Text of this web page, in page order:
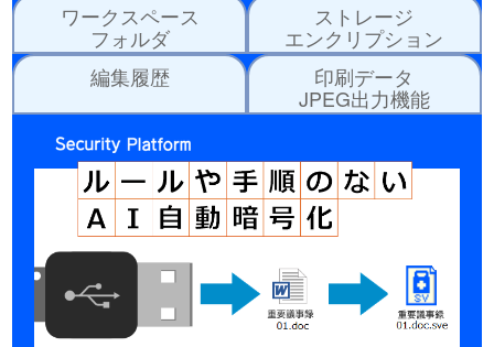
ワークスペース
フォルダ
ストレージ
エンクリプション
編集履歴
印刷データ
JPEG出力機能